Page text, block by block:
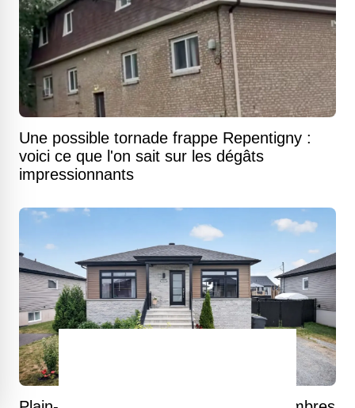
Une possible tornade frappe Repentigny :
voici ce que l'on sait sur les dégâts
impressionnants